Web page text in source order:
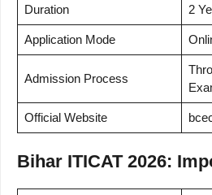
Duration 2
Application Mode
Admission Process
Official Website
Bihar ITICAT 2026: